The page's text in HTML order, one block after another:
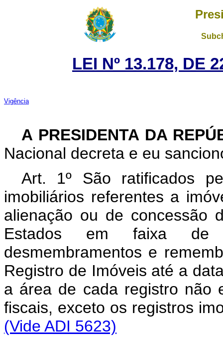
LEI Nº 13.178, DE
Vigência
A PRESIDENTA DA
Nacional decreta e eu
Art. 1º São ratificados
imobiliários referentes a
alienação ou de concessão
Estados em faixa de
desmembramentos e
Registro de Imóveis até a
a área de cada registro não
fiscais, exceto os registros
(Vide ADI 5623)